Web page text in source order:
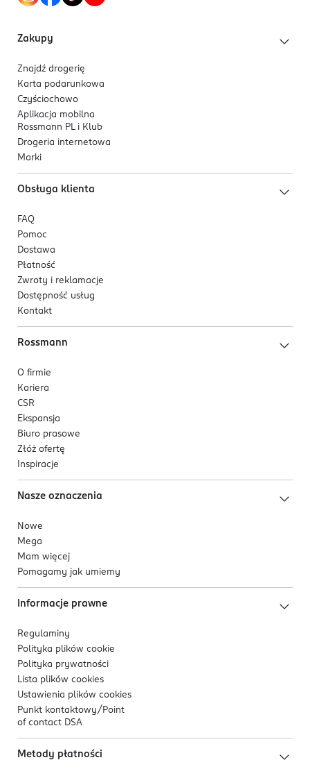
Zakupy
Znajdź drogerię
Karta podarunkowa
Czyściochowo
Aplikacja mobilna
Rossmann PL i Klub
Drogeria internetowa
Marki
Obsługa klienta
FAQ
Pomoc
Dostawa
Płatność
Zwroty i reklamacje
Dostępność usług
Kontakt
Rossmann
O firmie
Kariera
CSR
Ekspansja
Biuro prasowe
Złóż ofertę
Inspiracje
Nasze oznaczenia
Nowe
Mega
Mam więcej
Pomagamy jak umiemy
Informacje prawne
Regulaminy
Polityka plików cookie
Polityka prywatności
Lista plików cookies
Ustawienia plików cookies
Punkt kontaktowy/ Point
of contact DSA
Metody płatności